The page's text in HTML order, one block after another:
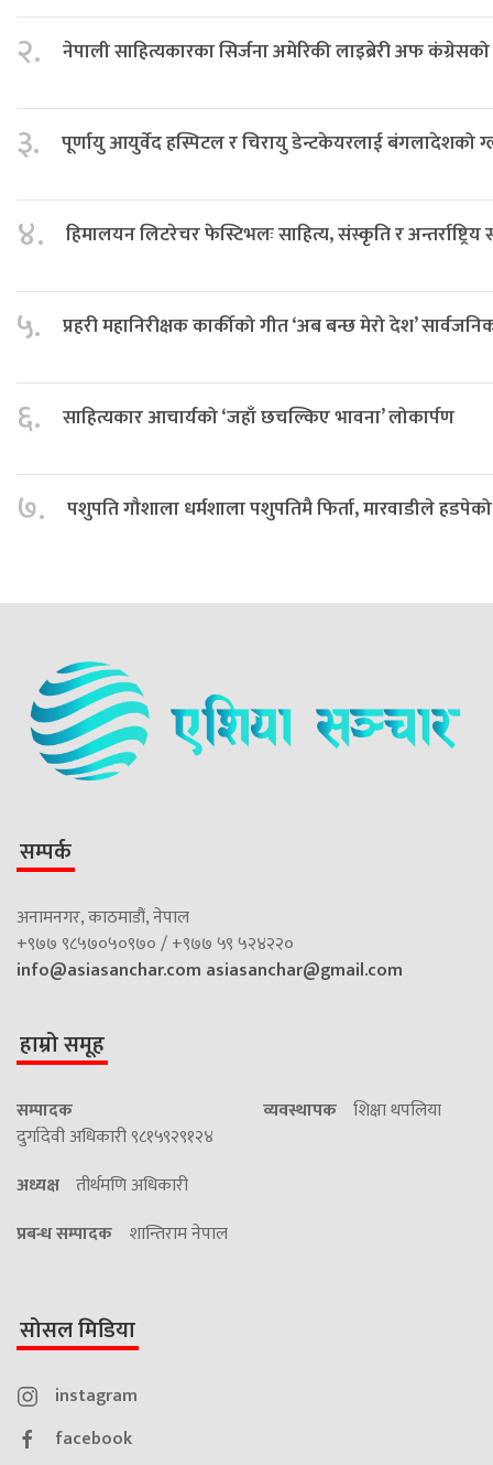
२. नेपाली साहित्यकारका सिर्जना अमेरिकी लाइब्रेरी अफ
३. पूर्णायु आयुर्वेद हस्पिटल र चिरायु डेन्टकेयरलाई बंगलादेशको
४. हिमालयन लिटरेचर फेस्टिभलः साहित्य, संस्कृति र अन्तर्राष्ट्रिय
५. प्रहरी महानिरीक्षक कार्कीको गीत ‘अब बन्छ मेरो देश’
६. साहित्यकार आचार्यको ‘जहाँ छचल्किए भावना’ लोकार्पण
७. पशुपति गौशाला धर्मशाला पशुपतिमै फिर्ता, मारवाडीले
सम्पर्क
अनामनगर, काठमाडौं, नेपाल
+९७७ ९८५७०५०९७० / +९७७ ५९ ५२४२२०
info@asiasanchar.com asiasanchar@gmail.com
हाम्रो समूह
सम्पादक
दुर्गादेवी अधिकारी ९८१५९२९१२४
व्यवस्थापक शिक्षा थपलिया
अध्यक्ष तीर्थमणि अधिकारी
प्रबन्ध सम्पादक शान्तिराम नेपाल
सोसल मिडिया
instagram
facebook